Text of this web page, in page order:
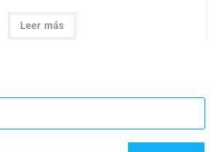
Leer más